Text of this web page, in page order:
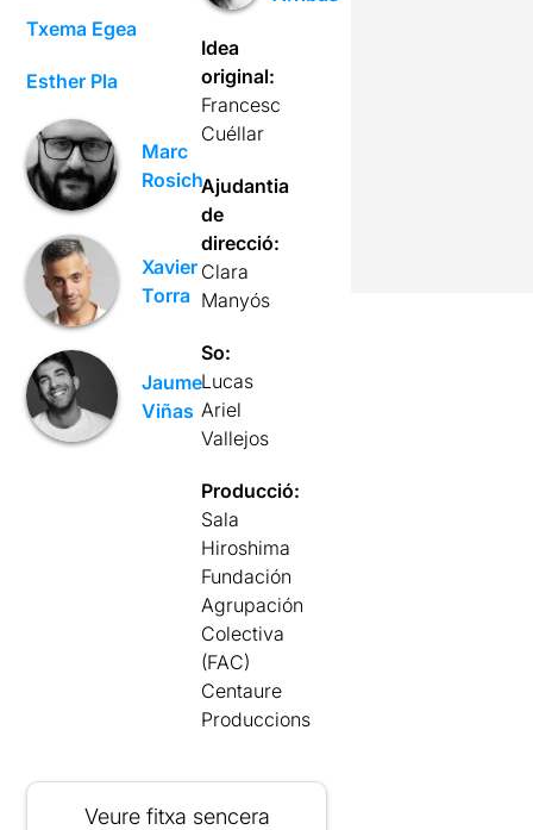
Txema Egea
Esther Pla
Marc
Rosich
Xavier
Torra
Jaume
Viñas
Idea
original:
Francesc
Cuéllar
Ajudantia
de
direcció:
Clara
Manyós
So:
Lucas
Ariel
Vallejos
Producció:
Sala
Hiroshima
Fundación
Agrupación
Colectiva
(FAC)
Centaure
Produccions
Veure fitxa sencera